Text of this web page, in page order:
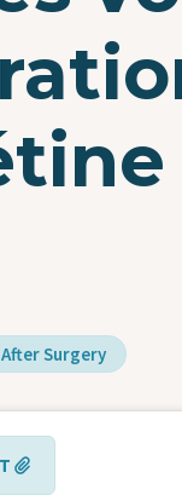
After Surgery